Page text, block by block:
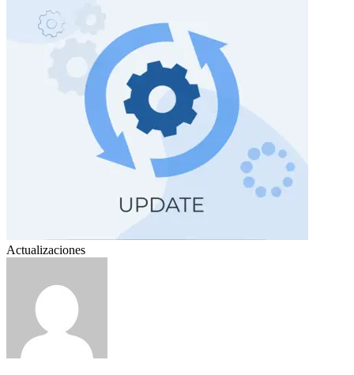
Actualizaciones